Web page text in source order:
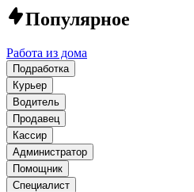
Популярное
Работа из дома
Подработка
Курьер
Водитель
Продавец
Кассир
Администратор
Помощник
Специалист